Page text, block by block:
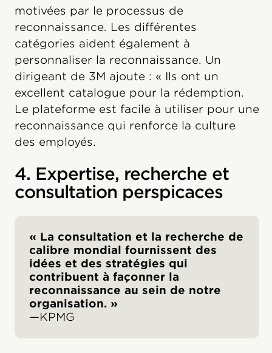
motivées par le processus de
reconnaissance. Les différentes
catégories aident également à
personnaliser la reconnaissance. Un
dirigeant de 3M ajoute : « Ils ont un
excellent catalogue pour la rédemption.
Le plateforme est facile à utiliser pour une
reconnaissance qui renforce la culture
des employés.
4. Expertise, recherche et
consultation perspicaces
« La consultation et la recherche de
calibre mondial fournissent des
idées et des stratégies qui
contribuent à façonner la
reconnaissance au sein de notre
organisation. »
—KPMG